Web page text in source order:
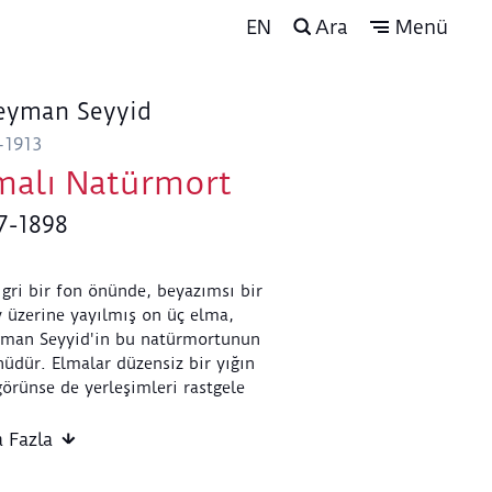
EN Ara Menü
Seyyid
Natürmort
1898
bir fon önünde, beyazımsı bir
üzerine yayılmış on üç elma,
Seyyid'in bu natürmortunun
Elmalar düzensiz bir yığın
de yerleşimleri rastgele
biçimi ve kırmızı ile sarı-
Fazla